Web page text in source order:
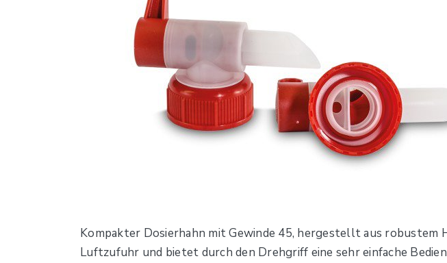
Kompakter Dosierhahn mit Gewinde 45, hergestellt aus
Luftzufuhr und bietet durch den Drehgriff eine sehr einfache